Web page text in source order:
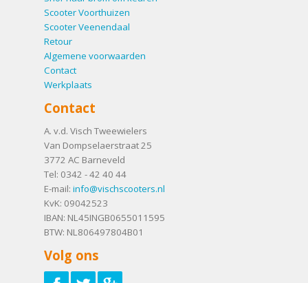
Scooter Voorthuizen
Scooter Veenendaal
Retour
Algemene voorwaarden
Contact
Werkplaats
Contact
A. v.d. Visch Tweewielers
Van Dompselaerstraat 25
3772 AC Barneveld
Tel: 0342 - 42 40 44
E-mail: info@vischscooters.nl
KvK: 09042523
IBAN: NL45INGB0655011595
BTW: NL806497804B01
Volg ons